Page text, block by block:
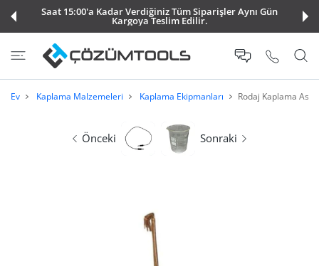
ATLA Saat 15:00'a Kadar Verdiğiniz Tüm Siparişler Aynı Gün
Kargoya Teslim Edilir.
Ev Kaplama Malzemeleri Kaplama Ekipmanları Rodaj Kaplama
Önceki Sonraki